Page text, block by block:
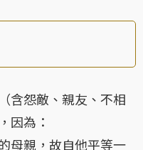
怨敵、親友、不相
因為：
母親，故自他平等一